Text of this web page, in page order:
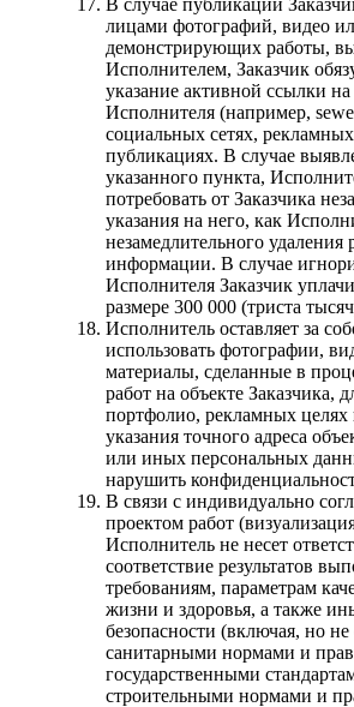
лицами фотографий, видео
демонстрирующих работы,
Исполнителем, Заказчик
указание активной ссылки
Исполнителя (например,
социальных сетях,
публикациях. В случае
указанного пункта,
потребовать от Заказчика
указания на него, как
незамедлительного удаления
информации. В случае
Исполнителя Заказчик
размере 300 000 (триста
Исполнитель оставляет за
использовать фотографии,
материалы, сделанные в
работ на объекте Заказчика,
портфолио, рекламных целях
указания точного адреса
или иных персональных
нарушить
В связи с индивидуально
проектом работ
Исполнитель не несет
соответствие результатов
требованиям, параметрам
жизни и здоровья, а также
безопасности (включая, но не
санитарными нормами и
государственными
строительными нормами и